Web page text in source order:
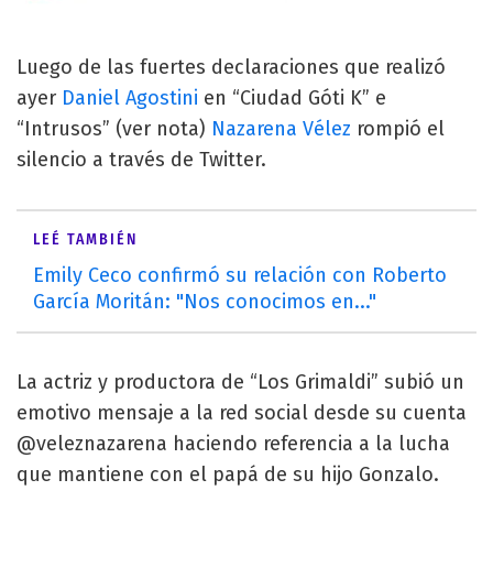
Luego de las fuertes declaraciones que realizó
ayer Daniel Agostini en “Ciudad Góti K” e
“Intrusos” (ver nota) Nazarena Vélez rompió el
silencio a través de Twitter.
LEÉ TAMBIÉN
Emily Ceco confirmó su relación con Roberto
García Moritán: "Nos conocimos en..."
La actriz y productora de “Los Grimaldi” subió un
emotivo mensaje a la red social desde su cuenta
@veleznazarena haciendo referencia a la lucha
que mantiene con el papá de su hijo Gonzalo.